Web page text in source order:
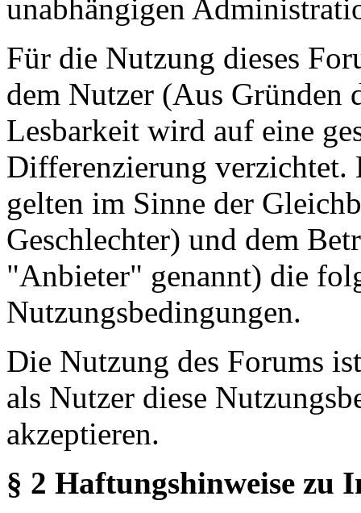
unabhängigen
Für die Nutzung dieses
dem Nutzer (Aus Gründen
Lesbarkeit wird auf eine
Differenzierung verzichtet.
gelten im Sinne der
Geschlechter) und dem
"Anbieter" genannt) die
Nutzungsbedingungen.
Die Nutzung des Forums
als Nutzer diese
akzeptieren.
§ 2 Haftungshinweise zu